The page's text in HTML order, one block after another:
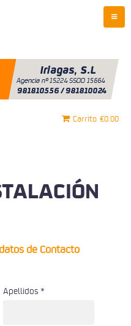
Carrito €0.00
de Contacto
Apellidos *